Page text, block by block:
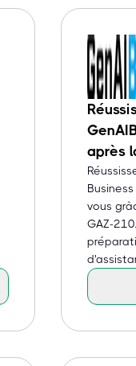
après
vous
GAZ-